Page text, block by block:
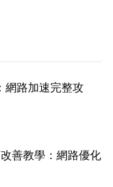
網路加速完整攻
善教學：網路優化